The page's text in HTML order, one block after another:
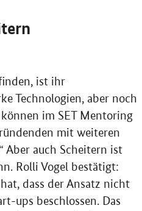
ist ihr
Technologien, aber noch
im SET Mentoring
mit weiteren
auch Scheitern ist
Rolli Vogel bestätigt:
dass der Ansatz nicht
ups beschlossen. Das